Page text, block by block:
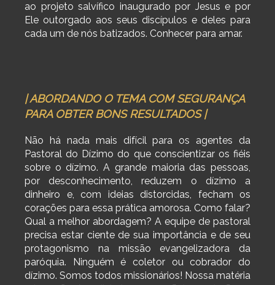
ao projeto salvífico inaugurado por Jesus e por
Ele outorgado aos seus discípulos e deles para
cada um de nós batizados. Conhecer para amar.
| ABORDANDO O TEMA COM SEGURANÇA
PARA OBTER BONS RESULTADOS |
Não há nada mais difícil para os agentes da
Pastoral do Dízimo do que conscientizar os fiéis
sobre o dízimo. A grande maioria das pessoas,
por desconhecimento, reduzem o dízimo a
dinheiro e, com ideias distorcidas, fecham os
corações para essa prática amorosa. Como falar?
Qual a melhor abordagem? A equipe de pastoral
precisa estar ciente de sua importância e de seu
protagonismo na missão evangelizadora da
paróquia. Ninguém é coletor ou cobrador do
dízimo. Somos todos missionários! Nossa matéria